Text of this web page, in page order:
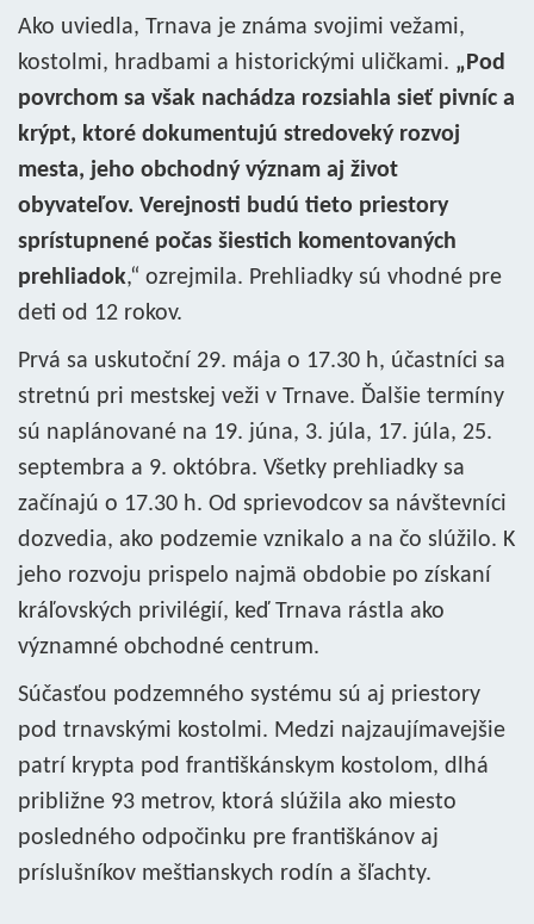
Ako uviedla, Trnava je známa svojimi vežami,
kostolmi, hradbami a historickými uličkami. „Pod
povrchom sa však nachádza rozsiahla sieť pivníc a
krýpt, ktoré dokumentujú stredoveký rozvoj
mesta, jeho obchodný význam aj život
obyvateľov. Verejnosti budú tieto priestory
sprístupnené počas šiestich komentovaných
prehliadok,“ ozrejmila. Prehliadky sú vhodné pre
deti od 12 rokov.
Prvá sa uskutoční 29. mája o 17.30 h, účastníci sa
stretnú pri mestskej veži v Trnave. Ďalšie termíny
sú naplánované na 19. júna, 3. júla, 17. júla, 25.
septembra a 9. októbra. Všetky prehliadky sa
začínajú o 17.30 h. Od sprievodcov sa návštevníci
dozvedia, ako podzemie vznikalo a na čo slúžilo. K
jeho rozvoju prispelo najmä obdobie po získaní
kráľovských privilégií, keď Trnava rástla ako
významné obchodné centrum.
Súčasťou podzemného systému sú aj priestory
pod trnavskými kostolmi. Medzi najzaujímavejšie
patrí krypta pod františkánskym kostolom, dlhá
približne 93 metrov, ktorá slúžila ako miesto
posledného odpočinku pre františkánov aj
príslušníkov meštianskych rodín a šľachty.